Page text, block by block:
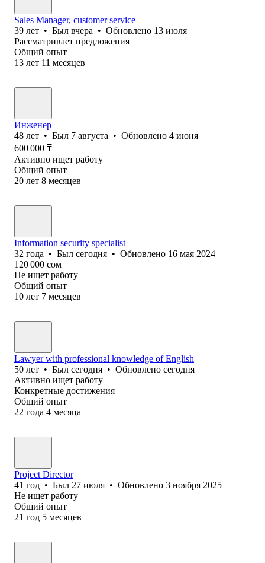
Sales Manager, customer service
39 лет • Был вчера • Обновлено 13 июля
Рассматривает предложения
Общий опыт
13 лет 11 месяцев
Инженер
48 лет • Был 7 августа • Обновлено 4 июня
600 000 ₸
Активно ищет работу
Общий опыт
20 лет 8 месяцев
Information security specialist
32 года • Был сегодня • Обновлено 16 мая 2024
120 000 сом
Не ищет работу
Общий опыт
10 лет 7 месяцев
Lawyer with professional knowledge of English
50 лет • Был сегодня • Обновлено сегодня
Активно ищет работу
Конкретные достижения
Общий опыт
22 года 4 месяца
Project Director
41 год • Был 27 июля • Обновлено 3 ноября 2025
Не ищет работу
Общий опыт
21 год 5 месяцев